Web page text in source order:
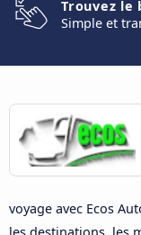
Trouvez le
Simple et
voyage avec Ecos